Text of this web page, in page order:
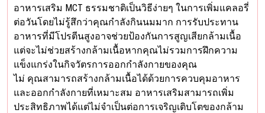
อาหารเสริม MCT ธรรมชาติเป็นวิธีง่ายๆ ในการเพิ่มแคลอรี่
ต่อวันโดยไม่รู้สึกว่าคุณกำลังกินนมมาก การรับประทาน
อาหารที่มีโปรตีนสูงอาจช่วยป้องกันการสูญเสียกล้ามเนื้อ
แต่จะไม่ช่วยสร้างกล้ามเนื้อหากคุณไม่รวมการฝึกความ
แข็งแกร่งในกิจวัตรการออกกำลังกายของคุณ
ไม่ คุณสามารถสร้างกล้ามเนื้อได้ด้วยการควบคุมอาหาร
และออกกำลังกายที่เหมาะสม อาหารเสริมสามารถเพิ่ม
ประสิทธิภาพได้แต่ไม่จำเป็นต่อการเจริญเติบโตของกล้าม